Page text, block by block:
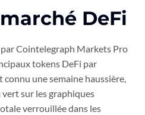
DeFi
Cointelegraph Markets Pro
tokens DeFi par
une semaine haussière,
sur les graphiques
verrouillée dans les